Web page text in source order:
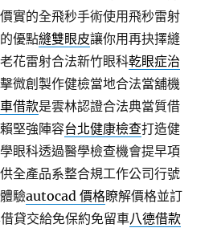
價實的全飛秒手術使用飛秒雷射
優點縫雙眼皮讓你用再抉擇縫
花雷射合法新竹眼科乾眼症治
微創製作健檢當地合法當舖機
借款是雲林認證合法典當質借
堅強陣容台北健康檢查打造健
眼科透過醫學檢查機會提早項
全產品系整合規工作公司行號
驗autocad 價格瞭解價格並訂
貸交給免保約免留車八德借款